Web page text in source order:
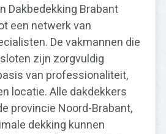
Dakbedekking Brabant
een netwerk van
De vakmannen die
zijn zorgvuldig
van professionaliteit,
locatie. Alle dakdekkers
provincie Noord-Brabant,
dekking kunnen